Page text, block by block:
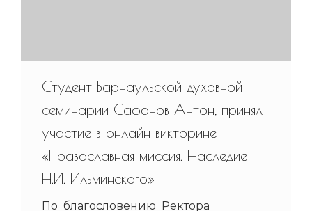
Студент Барнаульской духовной
семинарии Сафонов Антон, принял
участие в онлайн викторине
«Православная миссия. Наследие
Н.И. Ильминского»
По благословению Ректора